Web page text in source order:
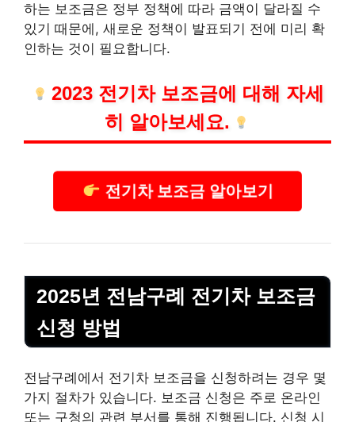
하는 보조금은 정부 정책에 따라 금액이 달라질 수
있기 때문에, 새로운 정책이 발표되기 전에 미리 확
인하는 것이 필요합니다.
2023 전기차 보조금에 대해 자세
히 알아보세요.
전기차 보조금 알아보기
2025년 전남구례 전기차 보조금
신청 방법
전남구례에서 전기차 보조금을 신청하려는 경우 몇
가지 절차가 있습니다. 보조금 신청은 주로 온라인
또는 구청의 관련 부서를 통해 진행됩니다. 신청 시